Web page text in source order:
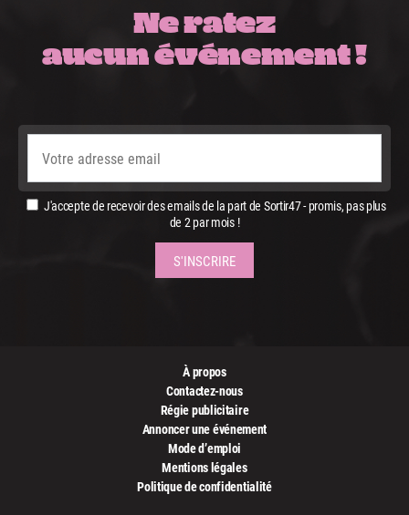
Ne ratez
aucun événement !
J'accepte de recevoir des emails de la part de Sortir47 - promis, pas plus
de 2 par mois !
À propos
Contactez-nous
Régie publicitaire
Annoncer une événement
Mode d’emploi
Mentions légales
Politique de confidentialité